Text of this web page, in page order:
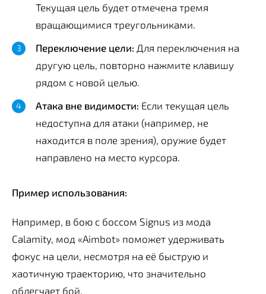
Текущая цель будет отмечена тремя
вращающимися треугольниками.
Переключение цели: Для переключения на
другую цель, повторно нажмите клавишу
рядом с новой целью.
Атака вне видимости: Если текущая цель
недоступна для атаки (например, не
находится в поле зрения), оружие будет
направлено на место курсора.
Пример использования:
Например, в бою с боссом Signus из мода
Calamity, мод «Aimbot» поможет удерживать
фокус на цели, несмотря на её быструю и
хаотичную траекторию, что значительно
облегчает бой.